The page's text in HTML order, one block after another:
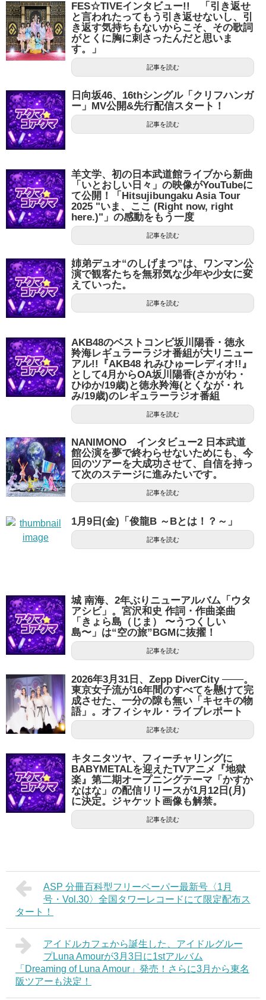
FES☆TIVEインタビュー!! 「引き返せ
と言われたってもう引き返せないし、引
き返す気持ちもないからこそ、その歌詞
がとくに胸に刺さったんだと思いま
す。」
記事を読む
日向坂46、16thシングル「クリフハンガ
ー」MV公開&先行配信スタート！
記事を読む
羊文学、初の日本武道館ライブから新曲
「いとおしい日々」の映像がYouTubeに
て公開！「Hitsujibungaku Asia Tour
2025 "いま、ここ (Right now, right
here.)"」の感動をもう一度
記事を読む
姉弟デュオ“のしげまつ”は、ワンマン公
演で観客たちを無邪気な少年や少女に変
えていった。
記事を読む
AKB48のベストコンビ坂川陽香・徳永
羚海レギュラーラジオ番組が大リニュー
アル!!『AKB48 れみひゅーレディオ!!』
として4月からOA坂川陽香(さかがわ・
ひゆか/19歳)と徳永羚海(とくなが・れ
み/19歳)のレギュラーラジオ番組
記事を読む
NANIMONO インタビュー2 日本武道
館公演を夢で終わらせないためにも、今
回のツアーを大成功させて、自信を持っ
て次のステージに進みたいです。
記事を読む
1月9日(金)「俊龍B ～Bとは！？～」
記事を読む
城 南海、2年ぶりニューアルバム「ウタ
アシビ」。宮沢和史 作詞・作曲楽曲
「きょら島（じま） 〜うつくしい
島〜」は“空の旅”BGMに抜擢！
記事を読む
2026年3月31日、Zepp DiverCity ───。
東京女子流が16年間のすべてを懸けて完
成させた、一分の隙も無い「キセキの物
語」。オフィシャル・ライブレポート
記事を読む
キタニタツヤ、フィーチャリングに
BABYMETALを迎えたTVアニメ『地獄
楽』第二期オープニングテーマ「かすか
なはな」の配信リリースが1月12日(月)
に決定。ジャケット画像も解禁。
記事を読む
ASP 分冊百科型フリーペーパー最新号〈1月
号・Vol.30〉全国タワーレコードにて限定配布ス
タート！
アイドルカフェから誕生した、アイドルグルー
プLuna Amourが3月3日に1stアルバム
「Dreaming of Luna Amour」発売！さらに3月から東名
阪ツアーも決定！